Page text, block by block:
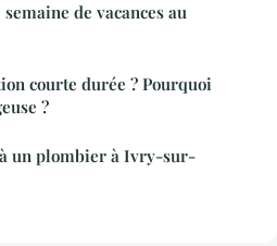
de vacances au
courte durée ? Pourquoi
?
un plombier à Ivry-sur-